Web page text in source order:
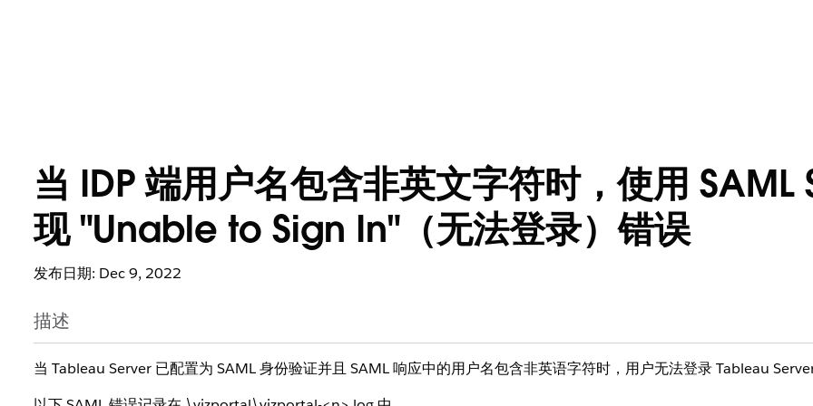
当 IDP 端用户名包含非英文字符时，使用 SAML
现 "Unable to Sign In"（无法登录）错误
发布日期: Dec 9, 2022
描述
当 Tableau Server 已配置为 SAML 身份验证并且 SAML 响应中的用户名包含非英语字符时，用户无法登录 Tableau Server